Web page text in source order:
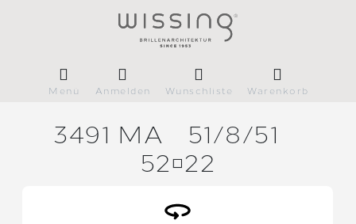
Menü Anmelden Wunschliste Warenkorb
3491 MA 51/8/51
5222